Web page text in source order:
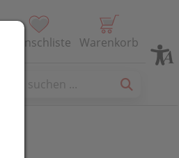
Wunschliste Warenkorb